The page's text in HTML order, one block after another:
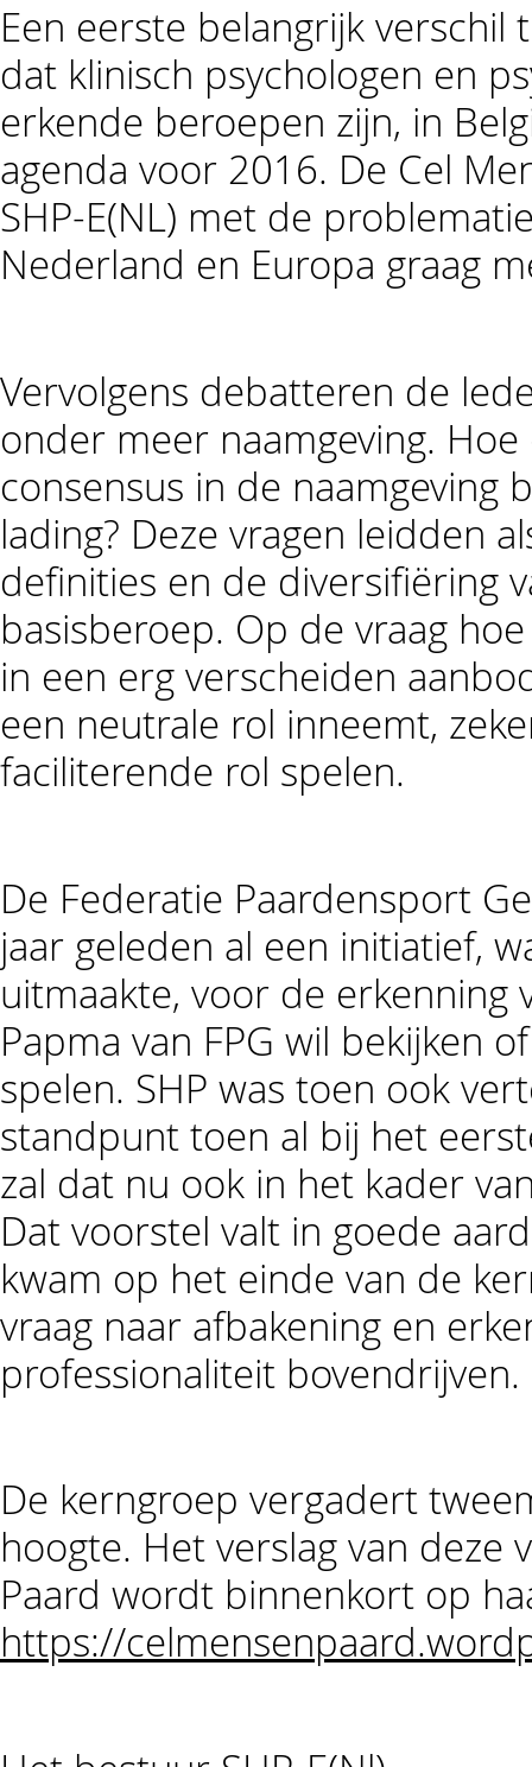
Een eerste belangrijk verschil
dat klinisch psychologen en
erkende beroepen zijn, in
agenda voor 2016. De Cel
SHP-E(NL) met de
Nederland en Europa graag
Vervolgens debatteren de
onder meer naamgeving.
consensus in de naamgeving
lading? Deze vragen leidden
definities en de diversifiëring
basisberoep. Op de vraag
in een erg verscheiden
een neutrale rol inneemt,
faciliterende rol spelen.
De Federatie Paardensport
jaar geleden al een initiatief,
uitmaakte, voor de erkenning
Papma van FPG wil bekijken
spelen. SHP was toen ook
standpunt toen al bij het
zal dat nu ook in het kader
Dat voorstel valt in goede
kwam op het einde van de
vraag naar afbakening en
professionaliteit bovendrijven.
De kerngroep vergadert
hoogte. Het verslag van deze
Paard wordt binnenkort op
https://